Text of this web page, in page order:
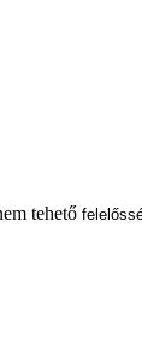
tehető